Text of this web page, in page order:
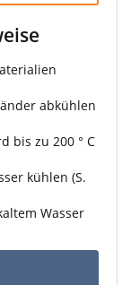
abkühlen
bis zu 200 ° C
kühlen (S.
Wasser